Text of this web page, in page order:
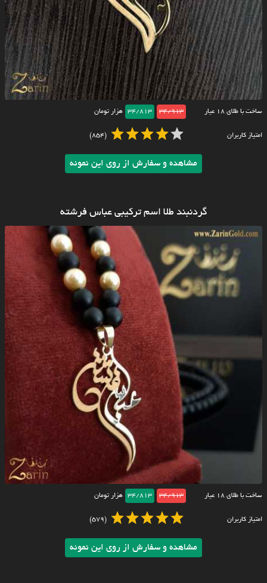
ساخت با طلای ۱۸ عیار 34/913
34/813 هزار تومان
امتیاز کاربران (854)
مشاهده و سفارش از روی این نمونه
گردنبند طلا اسم ترکیبی عباس فرشته
ساخت با طلای ۱۸ عیار 34/913
34/813 هزار تومان
امتیاز کاربران (579)
مشاهده و سفارش از روی این نمونه